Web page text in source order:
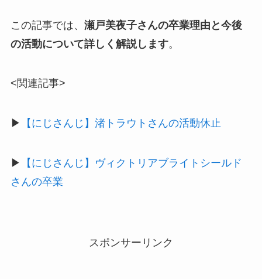
この記事では、 瀬戸美夜子さんの卒業理由と今後
の活動について詳しく解説します。
<関連記事>
▶ 【にじさんじ】渚トラウトさんの活動休止
▶
【にじさんじ】ヴィクトリアブライトシールド
さんの卒業
スポンサーリンク